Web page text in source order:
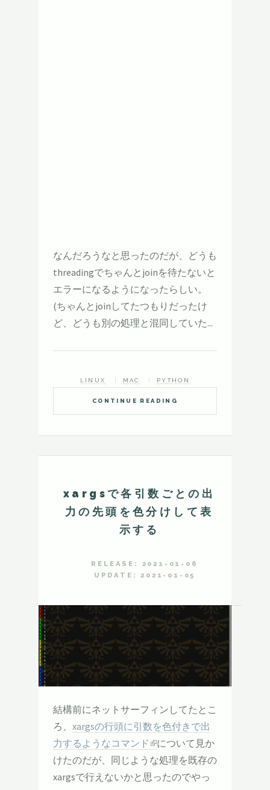
なんだろうなと思ったのだが、どうも
threadingでちゃんとjoinを待たないと
エラーになるようになったらしい。
(ちゃんとjoinしてたつもりだったけ
ど、どうも別の処理と混同していた...
CONTINUE READING
LINUX MAC PYTHON
xargsで各引数ごとの出
力の先頭を色分けして表
示する
RELEASE: 2021-01-06
UPDATE: 2021-01-05
結構前にネットサーフィンしてたとこ
ろ、 xargsの行頭に引数を色付きで出
力するようなコマンド
について見か
けたのだが、同じような処理を既存の
xargsで行えないかと思ったのでやっ